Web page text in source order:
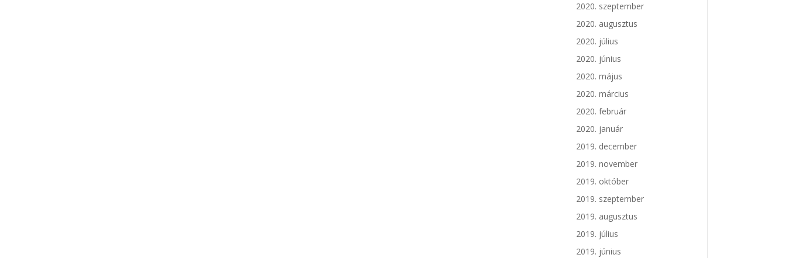
2020. szeptember
2020. augusztus
2020. július
2020. június
2020. május
2020. március
2020. február
2020. január
2019. december
2019. november
2019. október
2019. szeptember
2019. augusztus
2019. július
2019. június